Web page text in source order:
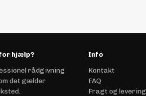
hjælp?
rådgivning
det gælder
Info
Kontakt
FAQ
Fragt og levering